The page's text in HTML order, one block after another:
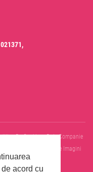
acord cu
De Cookies
Date Companie
Informare Prelucrare Imagini